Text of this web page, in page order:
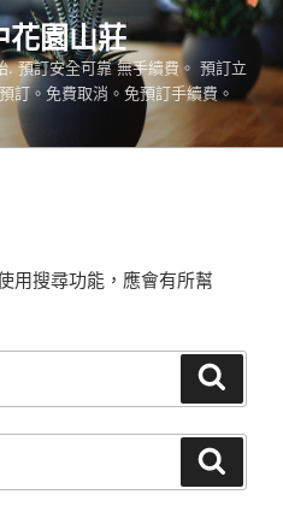
花園山莊
預訂安全可靠 無手續費。 預訂立
訂。免費取消。免預訂手續費。
用搜尋功能，應會有所幫